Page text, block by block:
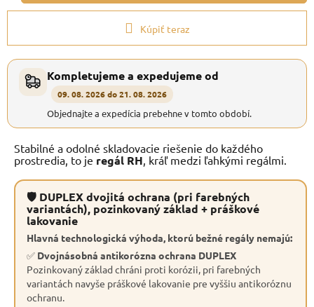
Kúpiť teraz
Kompletujeme a expedujeme od
09. 08. 2026 do 21. 08. 2026
Objednajte a expedícia prebehne v tomto období.
Stabilné a odolné skladovacie riešenie do každého
prostredia, to je regál RH , kráľ medzi ľahkými regálmi.
🛡 DUPLEX dvojitá ochrana (pri farebných
variantách), pozinkovaný základ + práškové
lakovanie
Hlavná technologická výhoda, ktorú bežné regály nemajú:
✅ Dvojnásobná antikorózna ochrana DUPLEX
Pozinkovaný základ chráni proti korózii, pri farebných
variantách navyše práškové lakovanie pre vyššiu antikoróznu
ochranu.